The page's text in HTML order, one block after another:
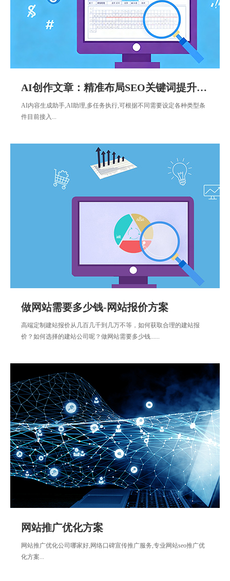
AI创作文章：精准布局SEO关键词提升网站权重
AI内容生成助手,AI助理,多任务执行,可根据不同需要设定各种类型条
件目前接入...
做网站需要多少钱-网站报价方案
高端定制建站报价从几百几千到几万不等，如何获取合理的建站报
价？如何选择的建站公司呢？做网站需要多少钱......
网站推广优化方案
网站推广优化公司哪家好,网络口碑宣传推广服务,专业网站seo推广优
化方案...